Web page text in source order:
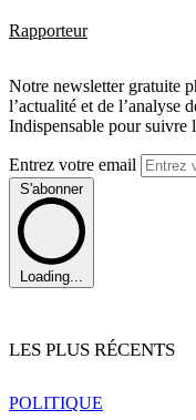
Rapporteur
Notre newsletter gratuite
l’actualité et de l’analyse
Indispensable pour suivre
Entrez votre email
S'abonner
Loading...
LES PLUS RÉCENTS
POLITIQUE